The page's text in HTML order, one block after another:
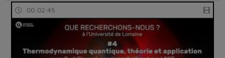
00:02:45